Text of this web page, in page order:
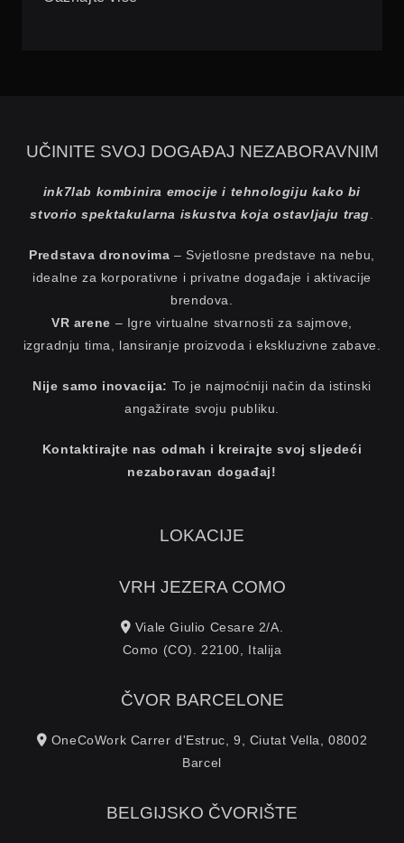
UČINITE SVOJ DOGAĐAJ NEZABORAVNIM
ink7lab kombinira emocije i tehnologiju kako bi
stvorio spektakularna iskustva koja ostavljaju trag
Predstava dronovima– Svjetlosne predstave na nebu,
idealne za korporativne i privatne događaje i aktivacije
brendova.
VR arene – Igre virtualne stvarnosti za sajmove,
izgradnju tima, lansiranje proizvoda i ekskluzivne zabave.
Nije samo inovacija: To je najmoćniji način da istinski
angažirate svoju publiku.
Kontaktirajte nas odmah i kreirajte svoj sljedeći
nezaboravan događaj!
LOKACIJE
VRH JEZERA COMO
Viale Giulio Cesare 2/A.
Como (CO). 22100, Italija
ČVOR BARCELONE
OneCoWork Carrer d'Estruc, 9, Ciutat Vella, 08002
Barcel
BELGIJSKO ČVORIŠTE